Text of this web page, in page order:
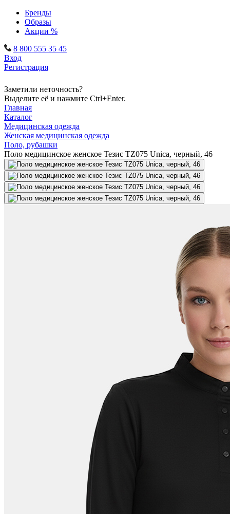
Бренды
Образы
Акции %
8 800 555 35 45
Вход
Регистрация
Заметили неточность?
Выделите её и нажмите Ctrl+Enter.
Главная
Каталог
Медицинская одежда
Женская медицинская одежда
Поло, рубашки
Поло медицинское женское Тезис TZ075 Unica, черный, 46